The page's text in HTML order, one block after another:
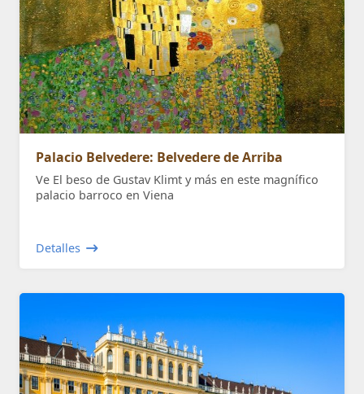
Palacio Belvedere: Belvedere de Arriba
Ve El beso de Gustav Klimt y más en este magnífico
palacio barroco en Viena
Detalles